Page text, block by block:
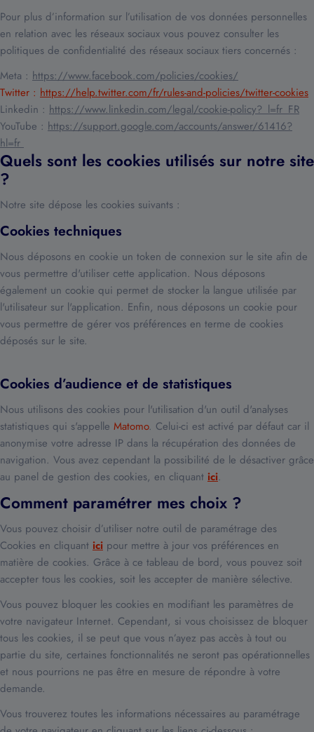
Pour plus d’information sur l’utilisation de vos données personnelles
en relation avec les réseaux sociaux vous pouvez consulter les
politiques de confidentialité des réseaux sociaux tiers concernés :
Meta : https://www.facebook.com/policies/cookies/
Twitter : https://help.twitter.com/fr/rules-and-policies/twitter-cookies
Linkedin : https://www.linkedin.com/legal/cookie-policy?_l=fr_FR
YouTube : https://support.google.com/accounts/answer/61416?
hl=fr
Quels sont les cookies utilisés sur notre site
?
Notre site dépose les cookies suivants :
Cookies techniques
Nous déposons en cookie un token de connexion sur le site afin de
vous permettre d'utiliser cette application. Nous déposons
également un cookie qui permet de stocker la langue utilisée par
l'utilisateur sur l'application. Enfin, nous déposons un cookie pour
vous permettre de gérer vos préférences en terme de cookies
déposés sur le site.
Cookies d’audience et de statistiques
Nous utilisons des cookies pour l'utilisation d'un outil d'analyses
statistiques qui s'appelle Matomo. Celui-ci est activé par défaut car il
anonymise votre adresse IP dans la récupération des données de
navigation. Vous avez cependant la possibilité de le désactiver grâce
au panel de gestion des cookies, en cliquant ici.
Comment paramétrer mes choix ?
Vous pouvez choisir d’utiliser notre outil de paramétrage des
Cookies en cliquant ici pour mettre à jour vos préférences en
matière de cookies. Grâce à ce tableau de bord, vous pouvez soit
accepter tous les cookies, soit les accepter de manière sélective.
Vous pouvez bloquer les cookies en modifiant les paramètres de
votre navigateur Internet. Cependant, si vous choisissez de bloquer
tous les cookies, il se peut que vous n’ayez pas accès à tout ou
partie du site, certaines fonctionnalités ne seront pas opérationnelles
et nous pourrions ne pas être en mesure de répondre à votre
demande.
Vous trouverez toutes les informations nécessaires au paramétrage